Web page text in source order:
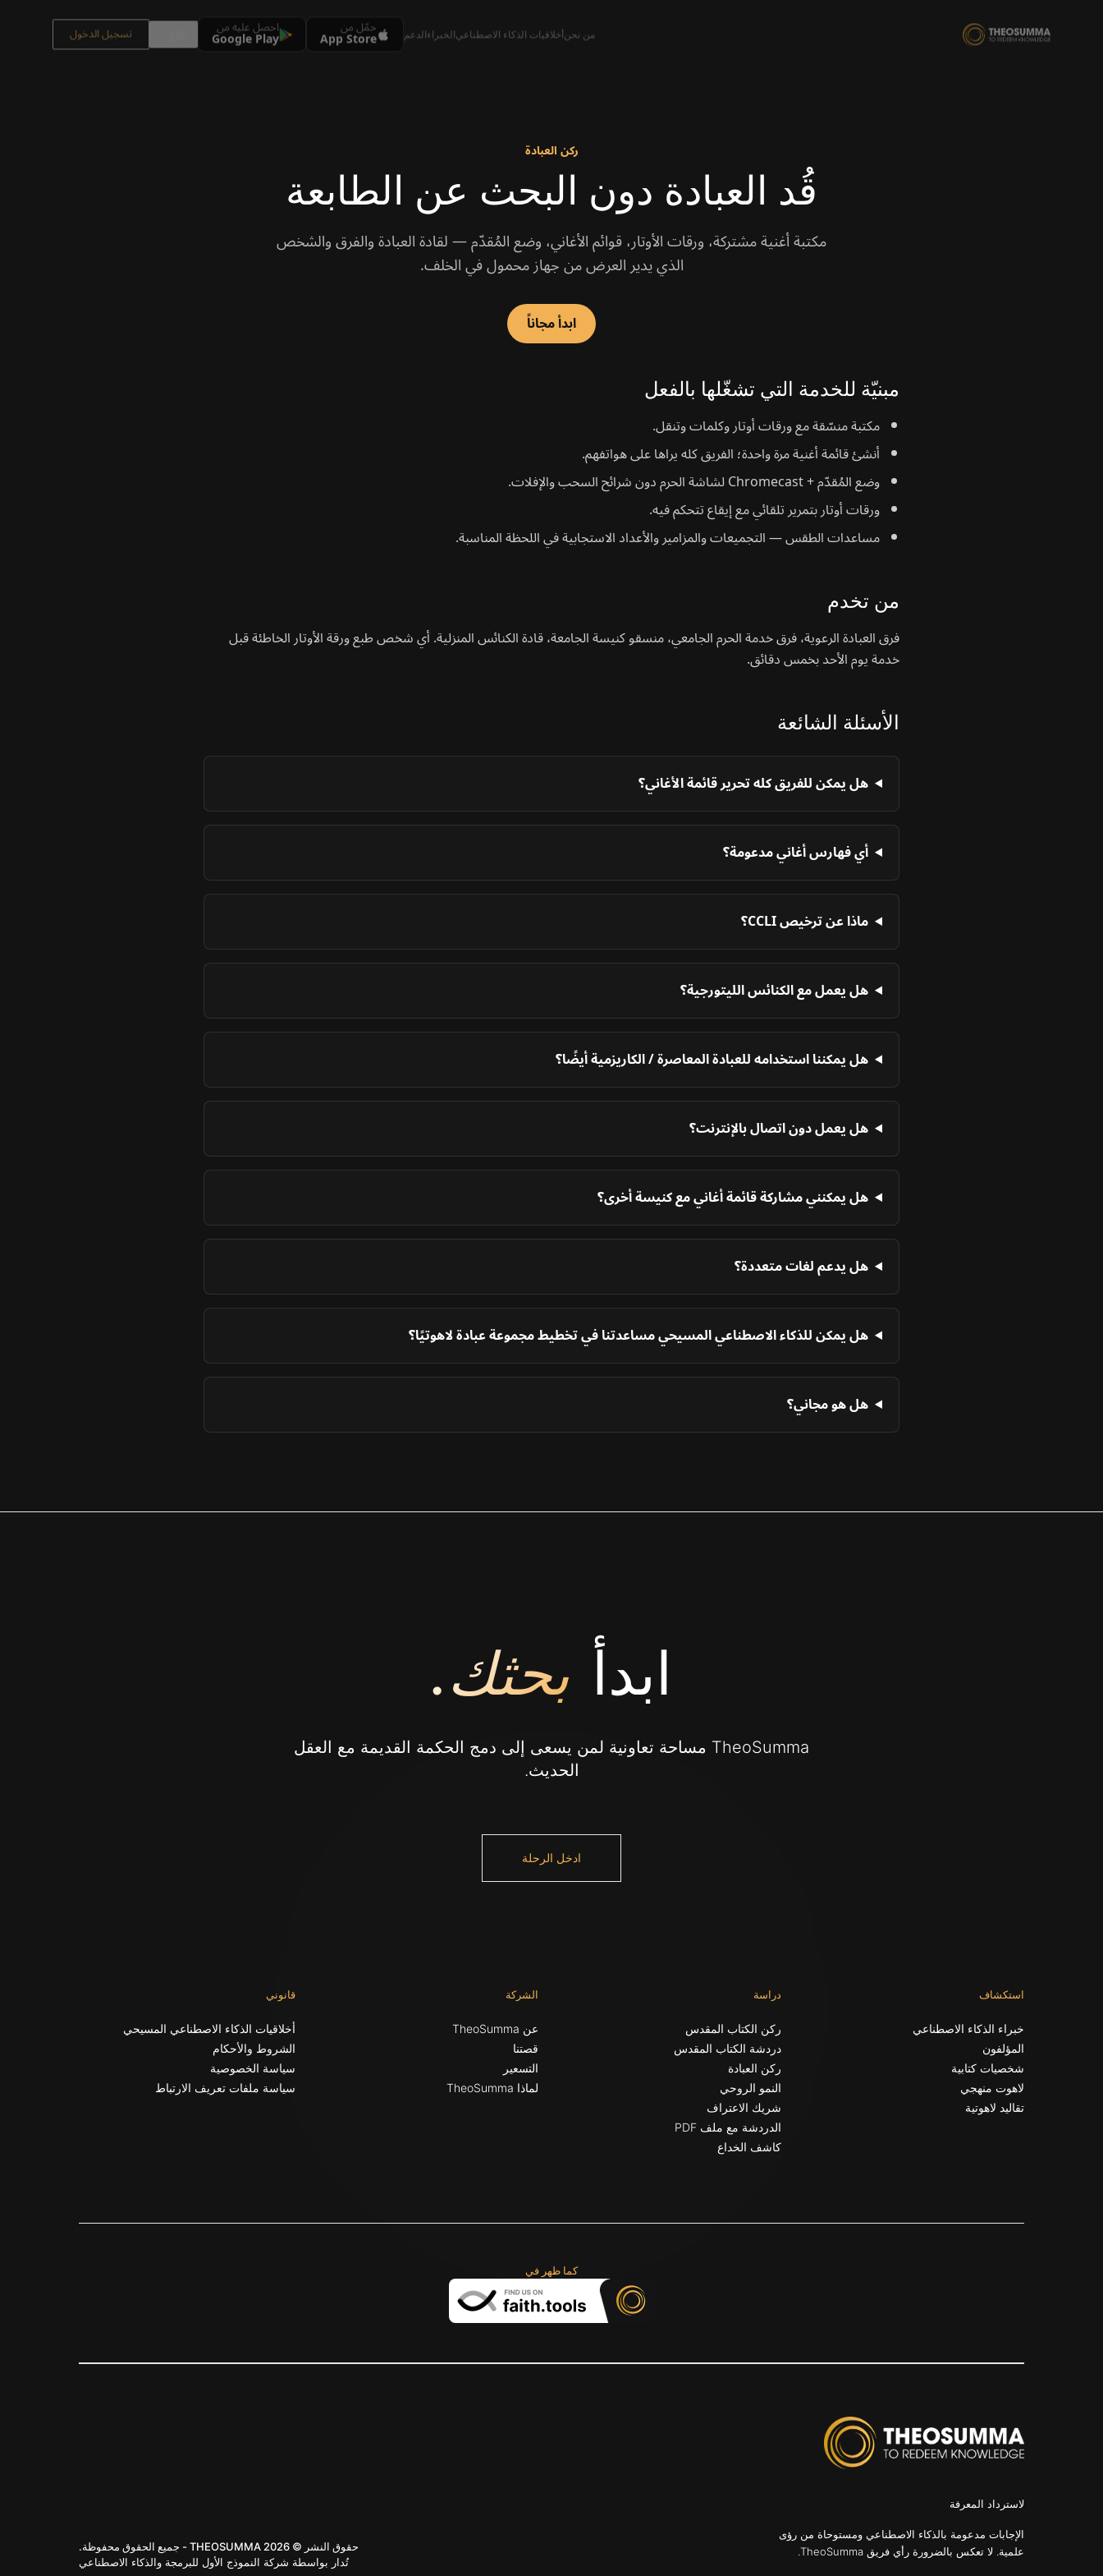
من نحنأخلاقيات الذكاء الاصطناعيالخبراءالدعم حمّل من
App Store احصل عليه من
Google Play تسجيل الدخول
ركن العبادة
قُد العبادة دون البحث عن الطابعة
مكتبة أغنية مشتركة، ورقات الأوتار، قوائم الأغاني، وضع المُقدّم — لقادة العبادة والفرق والشخص
الذي يدير العرض من جهاز محمول في الخلف.
ابدأ مجاناً
مبنيّة للخدمة التي تشغّلها بالفعل
مكتبة منسّقة مع ورقات أوتار وكلمات وتنقل.
أنشئ قائمة أغنية مرة واحدة؛ الفريق كله يراها على هواتفهم.
وضع المُقدّم + Chromecast لشاشة الحرم دون شرائح السحب والإفلات.
ورقات أوتار بتمرير تلقائي مع إيقاع تتحكم فيه.
مساعدات الطقس — التجميعات والمزامير والأعداد الاستجابية في اللحظة المناسبة.
من تخدم
فرق العبادة الرعوية، فرق خدمة الحرم الجامعي، منسقو كنيسة الجامعة، قادة الكنائس المنزلية. أي شخص طبع ورقة الأوتار الخاطئة قبل
خدمة يوم الأحد بخمس دقائق.
الأسئلة الشائعة
هل يمكن للفريق كله تحرير قائمة الأغاني؟
أي فهارس أغاني مدعومة؟
ماذا عن ترخيص CCLI؟
هل يعمل مع الكنائس الليتورجية؟
هل يمكننا استخدامه للعبادة المعاصرة / الكاريزمية أيضًا؟
هل يعمل دون اتصال بالإنترنت؟
هل يمكنني مشاركة قائمة أغاني مع كنيسة أخرى؟
هل يدعم لغات متعددة؟
هل يمكن للذكاء الاصطناعي المسيحي مساعدتنا في تخطيط مجموعة عبادة لاهوتيًا؟
هل هو مجاني؟
ابدأ بحثك.
TheoSumma مساحة تعاونية لمن يسعى إلى دمج الحكمة القديمة مع العقل
الحديث.
ادخل الرحلة
استكشاف
خبراء الذكاء الاصطناعي
المؤلفون
شخصيات كتابية
لاهوت منهجي
تقاليد لاهوتية
دراسة
ركن الكتاب المقدس
دردشة الكتاب المقدس
ركن العبادة
النمو الروحي
شريك الاعتراف
الدردشة مع ملف PDF
كاشف الخداع
الشركة
عن TheoSumma
قصتنا
التسعير
لماذا TheoSumma
قانوني
أخلاقيات الذكاء الاصطناعي المسيحي
الشروط والأحكام
سياسة الخصوصية
سياسة ملفات تعريف الارتباط
كما ظهر في
لاسترداد المعرفة
الإجابات مدعومة بالذكاء الاصطناعي ومستوحاة من رؤى
علمية. لا تعكس بالضرورة رأي فريق TheoSumma.
حقوق النشر © 2026 THEOSUMMA - جميع الحقوق محفوظة.
تُدار بواسطة شركة النموذج الأول للبرمجة والذكاء الاصطناعي